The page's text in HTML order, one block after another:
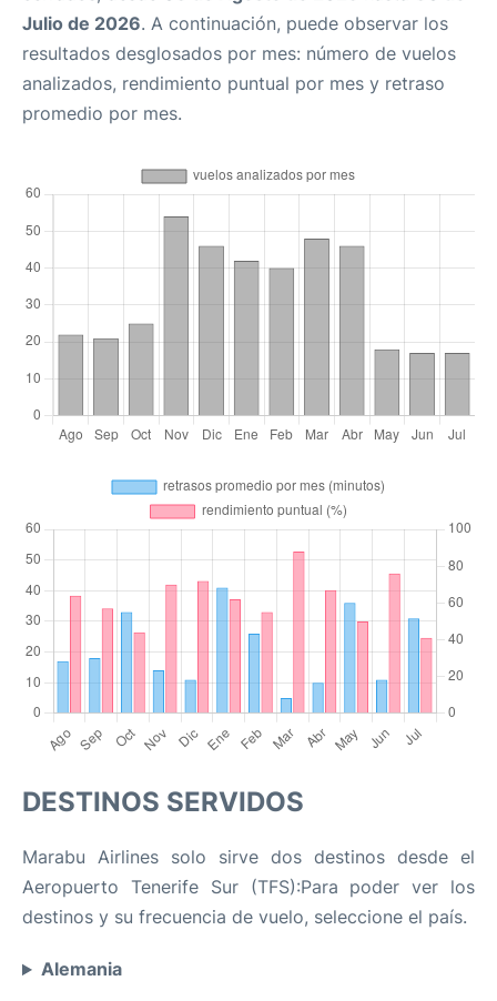
Julio de 2026. A continuación, puede observar los
resultados desglosados por mes: número de vuelos
analizados, rendimiento puntual por mes y retraso
promedio por mes.
DESTINOS SERVIDOS
Marabu Airlines solo sirve dos destinos desde el
Aeropuerto Tenerife Sur (TFS):Para poder ver los
destinos y su frecuencia de vuelo, seleccione el país.
Alemania